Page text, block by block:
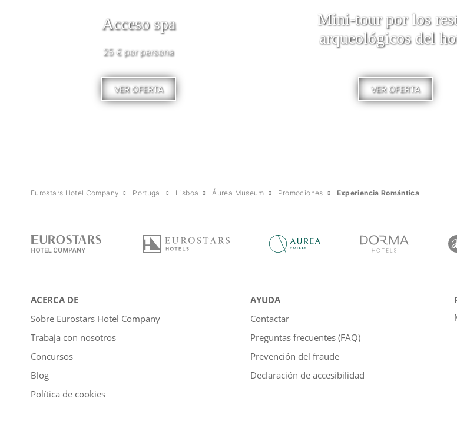
Acceso spa
25 € por persona
VER OFERTA
Mini-tour por los
arqueológicos del
VER OFERTA
Eurostars Hotel Company Portugal Lisboa Áurea Museum Promociones Experiencia Romántica
ACERCA DE
Sobre Eurostars Hotel Company
Trabaja con nosotros
Concursos
Blog
Política de cookies
AYUDA
Contactar
Preguntas frecuentes (FAQ)
Prevención del fraude
Declaración de accesibilidad